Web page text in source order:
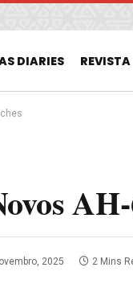
DIARIES REVISTA
2025 2 Mins